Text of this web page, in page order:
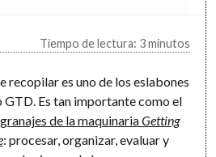
Tiempo de lectura: 3 minutos
recopilar es uno de los eslabones
GTD. Es tan importante como el
de la maquinariaGetting
: procesar, organizar, evaluar y